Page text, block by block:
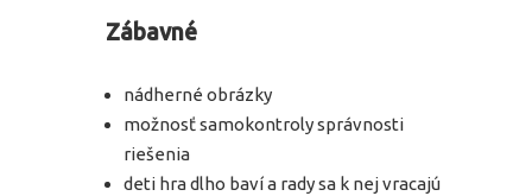
Zábavné
nádherné obrázky
možnosť samokontroly správnosti
riešenia
deti hra dlho baví a rady sa k nej vracajú